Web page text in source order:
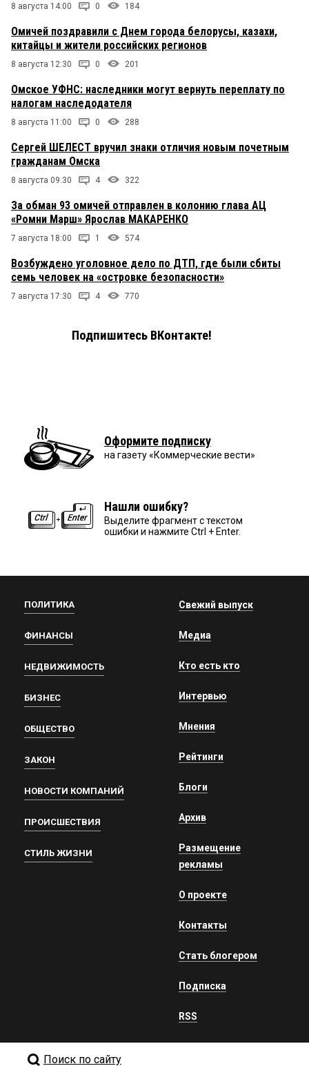
8 августа 14:00 0 184
Омичей поздравили с Днем города белорусы, казахи,
китайцы и жители российских регионов
8 августа 12:30 0 201
Омское УФНС: наследники могут вернуть переплату по
налогам наследодателя
8 августа 11:00 0 288
Сергей ШЕЛЕСТ вручил знаки отличия новым почетным
гражданам Омска
8 августа 09:30 4 322
За обман 93 омичей отправлен в колонию глава АЦ
«Ромни Марш» Ярослав МАКАРЕНКО
7 августа 18:00 1 574
Возбуждено уголовное дело по ДТП, где были сбиты
семь человек на «островке безопасности»
7 августа 17:30 4 770
Подпишитесь ВКонтакте!
Оформите подписку
на газету «Коммерческие вести»
Нашли ошибку?
Выделите фрагмент с текстом
ошибки и нажмите Ctrl + Enter.
ПОЛИТИКА
ФИНАНСЫ
НЕДВИЖИМОСТЬ
БИЗНЕС
ОБЩЕСТВО
ЗАКОН
НОВОСТИ КОМПАНИЙ
ПРОИСШЕСТВИЯ
СТИЛЬ ЖИЗНИ
Свежий выпуск
Медиа
Кто есть кто
Интервью
Мнения
Рейтинги
Блоги
Архив
Размещение
рекламы
О проекте
Контакты
Стать блогером
Подписка
RSS
Поиск по сайту